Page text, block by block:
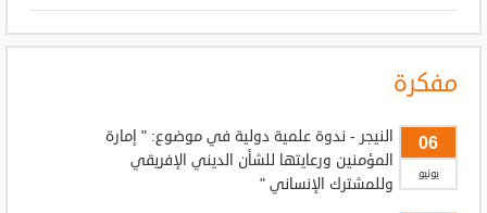
مفكرة
06
يونيو
النيجر - ندوة علمية دولية في موضوع: " إمارة
المؤمنين ورعايتها للشأن الديني الإفريقي
وللمشترك الإنساني "